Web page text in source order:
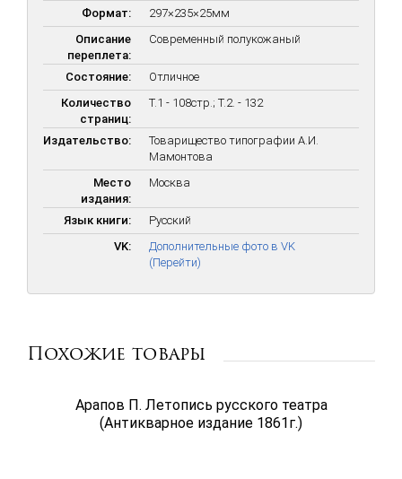
Формат:
297×235×25мм
Описание
переплета:
Современный полукожаный
Состояние:
Отличное
Количество
страниц:
Т.1 - 108стр.; Т.2. - 132
Издательство:
Товарищество типографии А.И.
Мамонтова
Место
издания:
Москва
Язык книги:
Русский
VK:
Дополнительные фото в VK
(Перейти)
Похожие товары
Арапов П. Летопись русского театра
(Антикварное издание 1861г.)